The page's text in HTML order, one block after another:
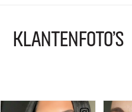
KLANTENFOTO'S